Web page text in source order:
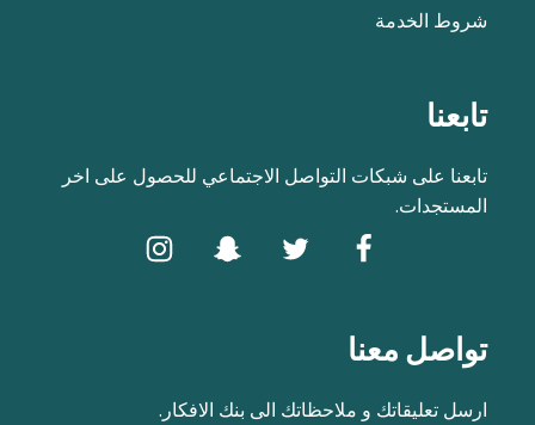
شروط الخدمة
تابعنا
تابعنا على شبكات التواصل الاجتماعي للحصول على اخر
المستجدات.
تواصل معنا
ارسل تعليقاتك و ملاحظاتك الى بنك الافكار.